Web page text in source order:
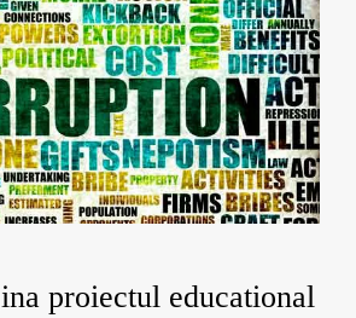
proiectul educational